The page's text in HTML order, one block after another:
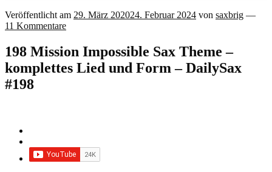
Veröffentlicht am 29. März 202024. Februar 2024 von saxbrig —
11 Kommentare
198 Mission Impossible Sax Theme –
komplettes Lied und Form – DailySax
#198